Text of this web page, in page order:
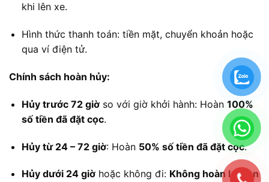
khi lên xe.
Hình thức thanh toán: tiền mặt, chuyển khoản hoặc
qua ví điện tử.
Chính sách hoàn hủy:
Hủy trước 72 giờso với giờ khởi hành: Hoàn 100%
số tiền đã đặt cọc.
Hủy từ 24 – 72 giờ: Hoàn 50% số tiền đã đặt cọc.
Hủy dưới 24 giờhoặc không đi: Không hoàn lại tiền